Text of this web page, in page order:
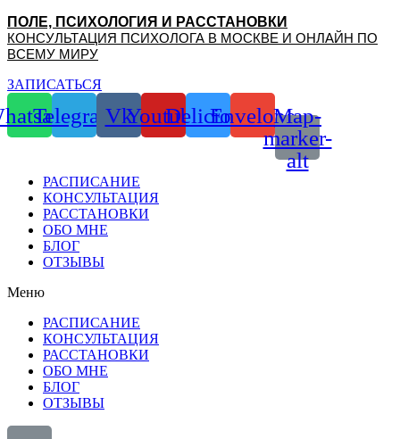
Перейти
к
содержимому
ПОЛЕ, ПСИХОЛОГИЯ И РАССТАНОВКИ
КОНСУЛЬТАЦИЯ ПСИХОЛОГА В МОСКВЕ И ОНЛАЙН ПО
ВСЕМУ МИРУ
ЗАПИСАТЬСЯ
TelegramVkYoutubeDeliciousEnvelopeMap-
marker-
alt
РАСПИСАНИЕ
КОНСУЛЬТАЦИЯ
РАССТАНОВКИ
ОБО МНЕ
БЛОГ
ОТЗЫВЫ
Меню
РАСПИСАНИЕ
КОНСУЛЬТАЦИЯ
РАССТАНОВКИ
ОБО МНЕ
БЛОГ
ОТЗЫВЫ